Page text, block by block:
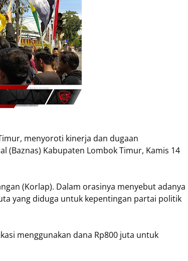
menyoroti kinerja dan dugaan
(Baznas) Kabupaten Lombok Timur, Kamis 14
(Korlap). Dalam orasinya menyebut adanya
yang diduga untuk kepentingan partai politik
menggunakan dana Rp800 juta untuk